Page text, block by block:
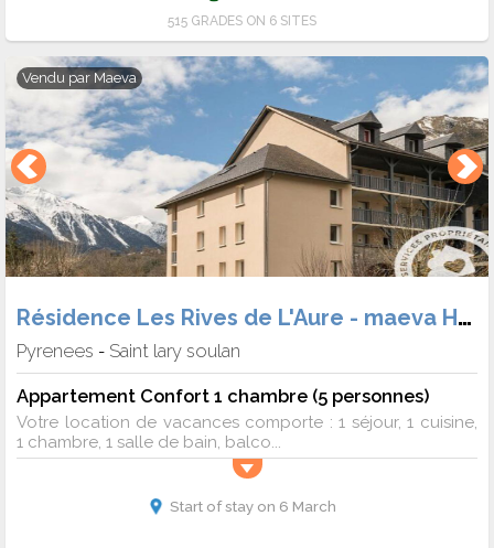
515 GRADES ON 6 SITES
Vendu par Maeva
Résidence Les Rives de L'Aure - maeva Home
Pyrenees - Saint lary soulan
Appartement Confort 1 chambre (5 personnes)
Votre location de vacances comporte : 1 séjour, 1 cuisine,
1 chambre, 1 salle de bain, balco...
Start of stay on 6 March